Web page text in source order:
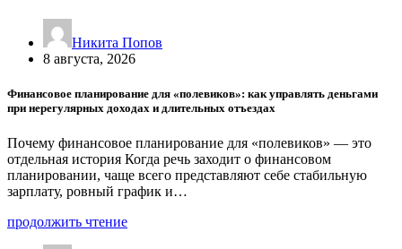
Никита Попов
8 августа, 2026
Финансовое планирование для «полевиков»: как управлять деньгами
при нерегулярных доходах и длительных отъездах
Почему финансовое планирование для «полевиков» — это
отдельная история Когда речь заходит о финансовом
планировании, чаще всего представляют себе стабильную
зарплату, ровный график и…
продолжить чтение